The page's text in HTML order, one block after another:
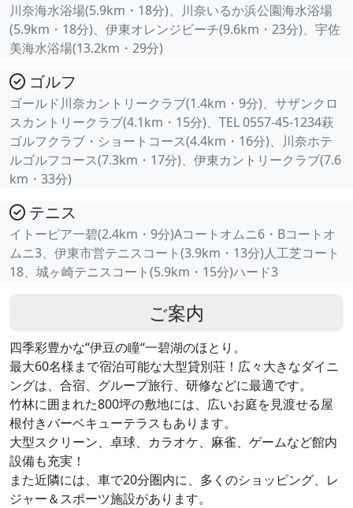
川奈海水浴場(5.9km・18分)、川奈いるか浜公園海水浴場
(5.9km・18分)、伊東オレンジビーチ(9.6km・23分)、宇佐
美海水浴場(13.2km・29分)
ゴルフ
ゴールド川奈カントリークラブ(1.4km・9分)、サザンクロ
スカントリークラブ(4.1km・15分)、TEL 0557-45-1234萩
ゴルフクラブ・ショートコース(4.4km・16分)、川奈ホテ
ルゴルフコース(7.3km・17分)、伊東カントリークラブ(7.6
km・33分)
テニス
イトーピア一碧(2.4km・9分)Aコートオムニ6・Bコートオ
ムニ3、伊東市営テニスコート(3.9km・13分)人工芝コート
18、城ヶ崎テニスコート(5.9km・15分)ハード3
ご案内
四季彩豊かな“伊豆の瞳“一碧湖のほとり。
最大60名様まで宿泊可能な大型貸別荘！広々大きなダイニ
ングは、合宿、グループ旅行、研修などに最適です。
竹林に囲まれた800坪の敷地には、広いお庭を見渡せる屋
根付きバーベキューテラスもあります。
大型スクリーン、卓球、カラオケ、麻雀、ゲームなど館内
設備も充実！
また近隣には、車で20分圏内に、多くのショッピング、レ
ジャー＆スポーツ施設があります。